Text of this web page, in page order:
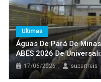
Ultimas
Águas De Pará De
ABES 2026 De
17/06/2026 supertreis